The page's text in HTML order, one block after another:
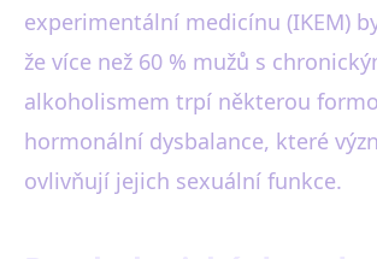
experimentální medicínu (IKEM)
že více než 60 % mužů s
alkoholismem trpí některou
hormonální dysbalance, které
ovlivňují jejich sexuální funkce.